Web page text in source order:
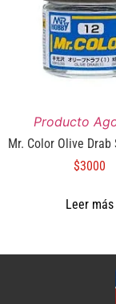
Producto
Mr. Color Olive Drab
$3000
Leer más